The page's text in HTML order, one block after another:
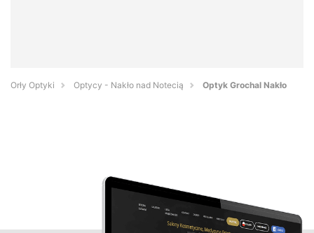
Orły Optyki Optycy - Nakło nad Notecią Optyk Grochal Nakło